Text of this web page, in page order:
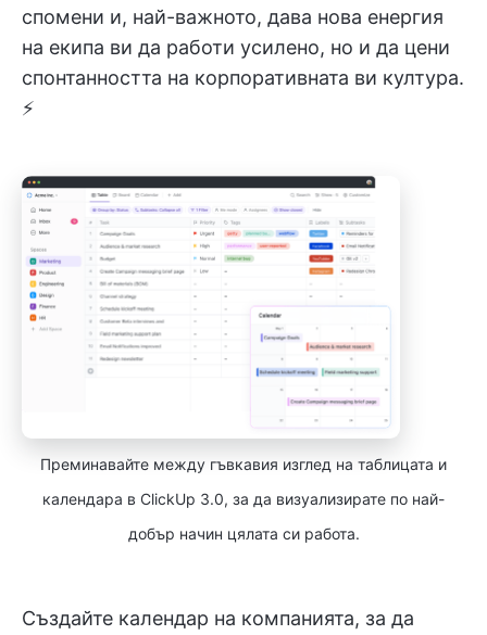
спомени и, най-важното, дава нова енергия
на екипа ви да работи усилено, но и да цени
спонтанността на корпоративната ви култура.
⚡️
Преминавайте между гъвкавия изглед на таблицата и
календара в ClickUp 3.0, за да визуализирате по най-
добър начин цялата си работа.
Създайте календар на компанията, за да